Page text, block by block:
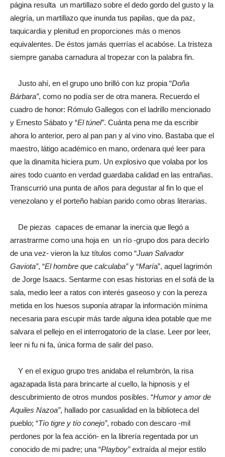
página resulta un martillazo sobre el dedo gordo del gusto y la
alegría, un martillazo que inunda tus papilas, que da paz,
taquicardia y plenitud en proporciones más o menos
equivalentes. De éstos jamás querrías el acabóse. La tristeza
siempre ganaba carnadura al tropezar con la palabra fin.
Justo ahí, en el grupo uno brilló con luz propia “Doña
Bárbara”, como no podía ser de otra manera. Recuerdo el
cuadro de honor: Rómulo Gallegos con el ladrillo mencionado
y Ernesto Sábato y “El túnel”. Cuánta pena me da escribir
ahora lo anterior, pero al pan pan y al vino vino. Bastaba que el
maestro, látigo académico en mano, ordenara qué leer para
que la dinamita hiciera pum. Un explosivo que volaba por los
aires todo cuanto en verdad guardaba calidad en las entrañas.
Transcurrió una punta de años para degustar al fin lo que el
venezolano y el porteño habían parido como obras literarias.
De piezas capaces de emanar la inercia que llegó a
arrastrarme como una hoja en un río -grupo dos para decirlo
de una vez- vieron la luz títulos como “Juan Salvador
Gaviota”, “El hombre que calculaba”y “María”, aquel lagrimón
de Jorge Isaacs. Sentarme con esas historias en el sofá de la
sala, medio leer a ratos con interés gaseoso y con la pereza
metida en los huesos suponía atrapar la información mínima
necesaria para escupir más tarde alguna idea potable que me
salvara el pellejo en el interrogatorio de la clase. Leer por leer,
leer ni fu ni fa, única forma de salir del paso.
Y en el exiguo grupo tres anidaba el relumbrón, la risa
agazapada lista para brincarte al cuello, la hipnosis y el
descubrimiento de otros mundos posibles. “Humor y amor de
Aquiles Nazoa”, hallado por casualidad en la biblioteca del
pueblo; “Tío tigre y tío conejo”, robado con descaro -mil
perdones por la fea acción- en la librería regentada por un
conocido de mi padre; una “Playboy”extraída al mejor estilo